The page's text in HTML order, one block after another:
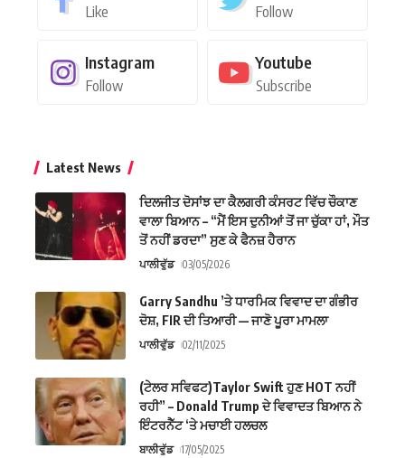
Like Follow
Instagram
Follow
Youtube
Subscribe
Latest News
ਦਿਲਜੀਤ ਦੋਸਾਂਝ ਦਾ ਕੈਲਗਰੀ ਕੰਸਰਟ ਵਿੱਚ ਚੌਕਾਣ
ਵਾਲਾ ਬਿਆਨ – “ਮੈਂ ਇਸ ਦੁਨੀਆਂ ਤੋਂ ਜਾ ਚੁੱਕਾ ਹਾਂ, ਮੌਤ
ਤੋਂ ਨਹੀਂ ਡਰਦਾ” ਸੁਣ ਕੇ ਫੈਨਜ਼ ਹੈਰਾਨ
ਪਾਲੀਵੁੱਡ 03/05/2026
Garry Sandhu ’ਤੇ ਧਾਰਮਿਕ ਵਿਵਾਦ ਦਾ ਗੰਭੀਰ
ਦੋਸ਼, FIR ਦੀ ਤਿਆਰੀ — ਜਾਣੋ ਪੂਰਾ ਮਾਮਲਾ
ਪਾਲੀਵੁੱਡ 02/11/2025
(ਟੇਲਰ ਸਵਿਫਟ)Taylor Swift ਹੁਣ HOT ਨਹੀਂ
ਰਹੀ” – Donald Trump ਦੇ ਵਿਵਾਦਤ ਬਿਆਨ ਨੇ
ਇੰਟਰਨੈੱਟ ‘ਤੇ ਮਚਾਈ ਹਲਚਲ
ਬਾਲੀਵੁੱਡ 17/05/2025